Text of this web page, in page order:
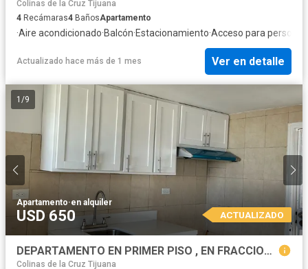
Colinas de la Cruz Tijuana
4 Recámaras4 BañosApartamento
·Aire acondicionado·Balcón·Estacionamiento·Acceso para
Actualizado hace más de 1 mes Ver en detalle
1 /9
Apartamento·en alquiler
USD 650 ACTUALIZADO
DEPARTAMENTO EN PRIMER PISO , EN FRACCIONAMIENTO CERRADO
Colinas de la Cruz Tijuana